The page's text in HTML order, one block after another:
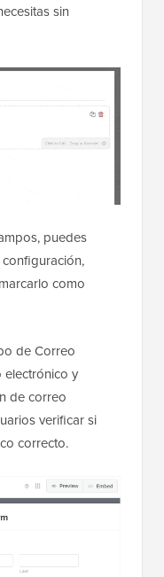
sin
puedes
como
de Correo
y
de correo
verificar si
correcto.